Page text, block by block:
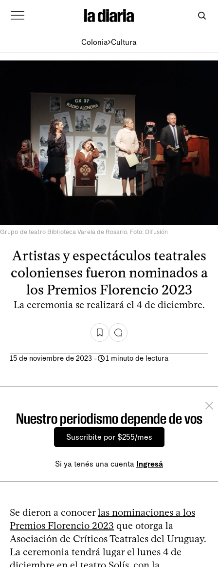
Colonia Cultura
Grupo de teatro Biblioteca Varela de Rosario. Foto: Difusión
Artistas y espectáculos teatrales
colonienses fueron nominados a
los Premios Florencio 2023
La ceremonia se realizará el 4 de diciembre.
15 de noviembre de 2023 - 1 minuto de lectura
Nuestro periodismo depende de vos
Suscribite por $255/mes
Si ya tenés una cuenta Ingresá
Se dieron a conocerlas nominaciones a los
Premios Florencio 2023 que otorga la
Asociación de Críticos Teatrales del Uruguay.
La ceremonia tendrá lugar el lunes 4 de